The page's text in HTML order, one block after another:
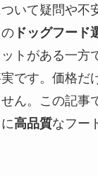
いて疑問や
ドッグフード
トがある一方
です。価格だ
ん。この記事
高品質なフー